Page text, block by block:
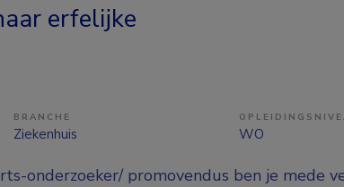
erfelijke
BRANCHE
Ziekenhuis WO
onderzoeker/ promovendus ben je mede